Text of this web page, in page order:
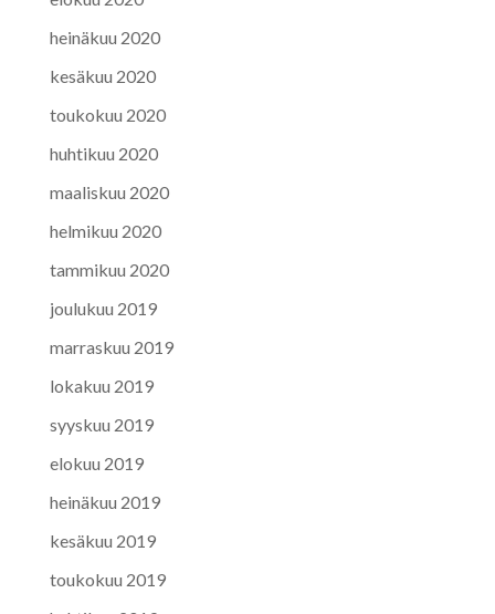
heinäkuu 2020
kesäkuu 2020
toukokuu 2020
huhtikuu 2020
maaliskuu 2020
helmikuu 2020
tammikuu 2020
joulukuu 2019
marraskuu 2019
lokakuu 2019
syyskuu 2019
elokuu 2019
heinäkuu 2019
kesäkuu 2019
toukokuu 2019